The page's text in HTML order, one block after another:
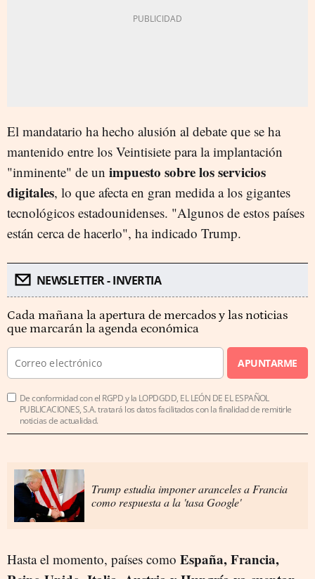
El mandatario ha hecho alusión al debate que se ha
mantenido entre los Veintisiete para la implantación
"inminente" de un impuesto sobre los servicios
digitales, lo que afecta en gran medida a los gigantes
tecnológicos estadounidenses. "Algunos de estos países
están cerca de hacerlo", ha indicado Trump.
NEWSLETTER - INVERTIA
Cada mañana la apertura de mercados y las noticias
que marcarán la agenda económica
APUNTARME
De conformidad con el RGPD y la LOPDGDD, EL LEÓN DE EL ESPAÑOL
PUBLICACIONES, S.A. tratará los datos facilitados con la finalidad de remitirle
noticias de actualidad.
Trump estudia imponer aranceles a Francia
como respuesta a la 'tasa Google'
Hasta el momento, países como España, Francia,